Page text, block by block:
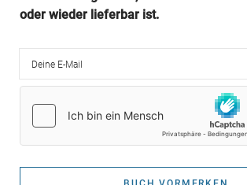
oder wieder lieferbar ist.